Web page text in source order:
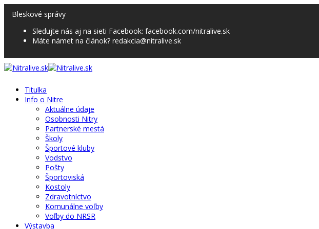
Bleskové správy
Sledujte nás aj na sieti Facebook: facebook.com/nitralive.sk
Máte námet na článok? redakcia@nitralive.sk
Titulka
Info o Nitre
Aktuálne údaje
Osobnosti Nitry
Partnerské mestá
Školy
Športové kluby
Vodstvo
Pošty
Športoviská
Kostoly
Zdravotníctvo
Komunálne voľby
Voľby do NRSR
Výstavba